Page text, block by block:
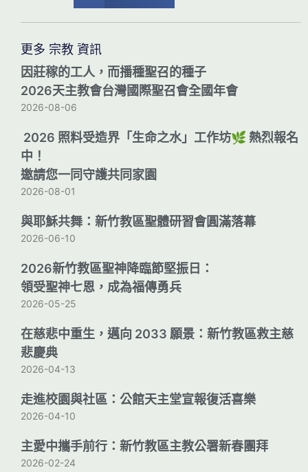
更多 宗教 資訊
因莊稼的工人，而播種聖召的種子
2026天主教會台灣國際聖召會全國年會
2026-08-06
2026 照料受造界「生命之水」工作坊🌿 熱烈報名
中！
邀請您一同守護共同家園
2026-08-01
與耶穌共舞：新竹教區聖體研習會圓滿落幕
2026-06-10
2026新竹教區聖神降臨節堅振日：
領受聖神七恩，成為福傳勇兵
2026-05-25
在慈悲中重生，邁向 2033 願景：新竹教區救主慈
悲慶典
2026-04-13
走進校園與社區：公館天主堂宣報復活喜樂
2026-04-10
主愛中攜手前行：新竹教區主教公署新春團拜
2026-02-24